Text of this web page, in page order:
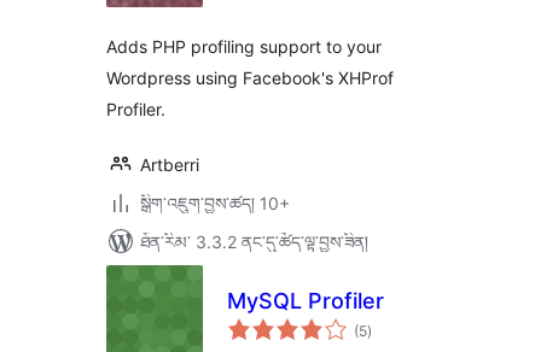
Adds PHP profiling support to your
Wordpress using Facebook's XHProf
Profiler.
Artberri
སྒྲིག་འཇུག་བྱས་ཚད། 10+
ཐོན་རིམ་ 3.3.2 ནང་དུ་ཚོད་ལྟ་བྱས་ཟིན།
MySQL Profiler
(5གདེང་
འཇོག་
)